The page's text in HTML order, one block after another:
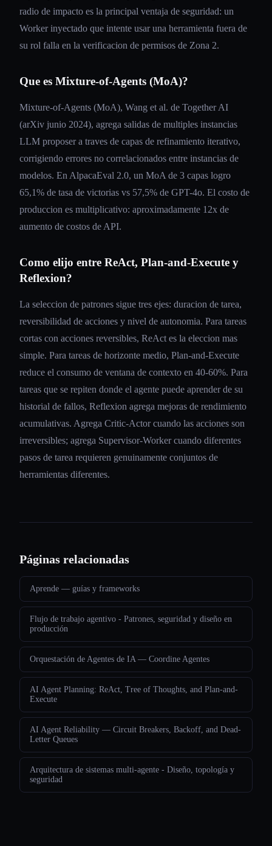
radio de impacto es la principal ventaja de seguridad: un
Worker inyectado que intente usar una herramienta fuera de
su rol falla en la verificacion de permisos de Zona 2.
Que es Mixture-of-Agents (MoA)?
Mixture-of-Agents (MoA), Wang et al. de Together AI
(arXiv junio 2024), agrega salidas de multiples instancias
LLM proposer a traves de capas de refinamiento iterativo,
corrigiendo errores no correlacionados entre instancias de
modelos. En AlpacaEval 2.0, un MoA de 3 capas logro
65,1% de tasa de victorias vs 57,5% de GPT-4o. El costo de
produccion es multiplicativo: aproximadamente 12x de
aumento de costos de API.
Como elijo entre ReAct, Plan-and-Execute y
Reflexion?
La seleccion de patrones sigue tres ejes: duracion de tarea,
reversibilidad de acciones y nivel de autonomia. Para tareas
cortas con acciones reversibles, ReAct es la eleccion mas
simple. Para tareas de horizonte medio, Plan-and-Execute
reduce el consumo de ventana de contexto en 40-60%. Para
tareas que se repiten donde el agente puede aprender de su
historial de fallos, Reflexion agrega mejoras de rendimiento
acumulativas. Agrega Critic-Actor cuando las acciones son
irreversibles; agrega Supervisor-Worker cuando diferentes
pasos de tarea requieren genuinamente conjuntos de
herramientas diferentes.
Páginas relacionadas
Aprende — guías y frameworks
Flujo de trabajo agentivo - Patrones, seguridad y diseño en
producción
Orquestación de Agentes de IA — Coordine Agentes
AI Agent Planning: ReAct, Tree of Thoughts, and Plan-and-
Execute
AI Agent Reliability — Circuit Breakers, Backoff, and Dead-
Letter Queues
Arquitectura de sistemas multi-agente - Diseño, topología y
seguridad